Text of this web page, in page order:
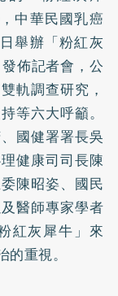
中華民國乳癌
舉辦「粉紅灰
佈記者會，公
軌調查研究，
等六大呼籲。
國健署署長吳
健康司司長陳
陳昭姿、國民
醫師專家學者
紅灰犀牛」來
重視。